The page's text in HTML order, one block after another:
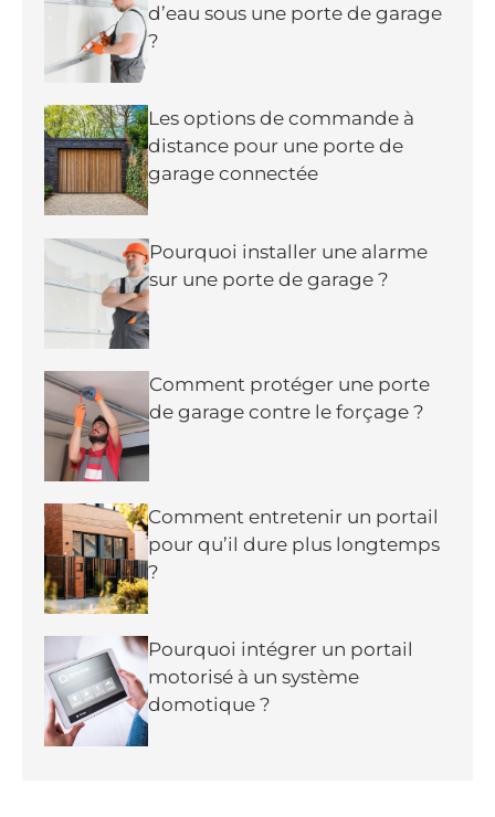
d’eau sous une porte de garage
?
Les options de commande à
distance pour une porte de
garage connectée
Pourquoi installer une alarme
sur une porte de garage ?
Comment protéger une porte
de garage contre le forçage ?
Comment entretenir un portail
pour qu’il dure plus longtemps
?
Pourquoi intégrer un portail
motorisé à un système
domotique ?